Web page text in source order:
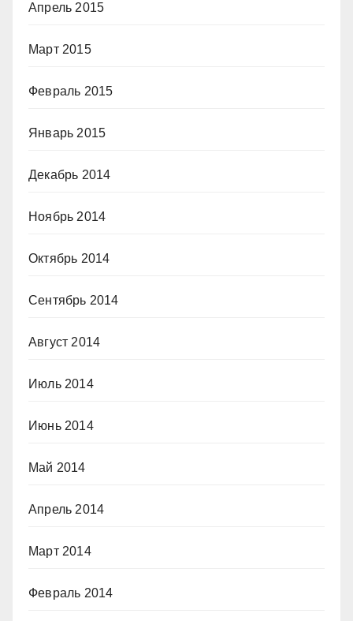
Апрель 2015
Март 2015
Февраль 2015
Январь 2015
Декабрь 2014
Ноябрь 2014
Октябрь 2014
Сентябрь 2014
Август 2014
Июль 2014
Июнь 2014
Май 2014
Апрель 2014
Март 2014
Февраль 2014